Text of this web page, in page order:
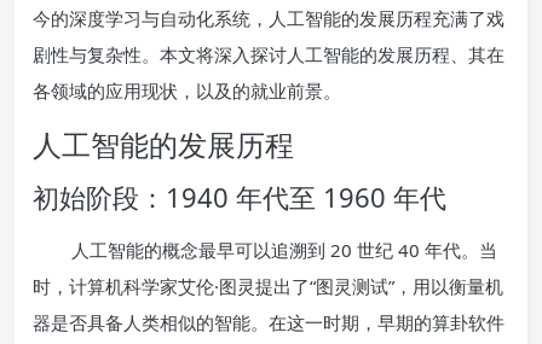
今的深度学习与自动化系统，人工智能的发展历程充满了戏
剧性与复杂性。本文将深入探讨人工智能的发展历程、其在
各领域的应用现状，以及的就业前景。
人工智能的发展历程
初始阶段：1940 年代至 1960 年代
人工智能的概念最早可以追溯到 20 世纪 40 年代。当
时，计算机科学家艾伦·图灵提出了“图灵测试”，用以衡量机
器是否具备人类相似的智能。在这一时期，早期的算卦软件